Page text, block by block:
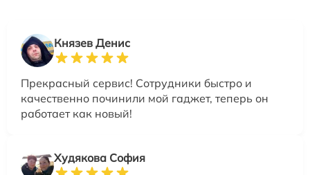
Князев Денис
Прекрасный сервис! Сотрудники быстро и
качественно починили мой гаджет, теперь он
работает как новый!
Худякова София